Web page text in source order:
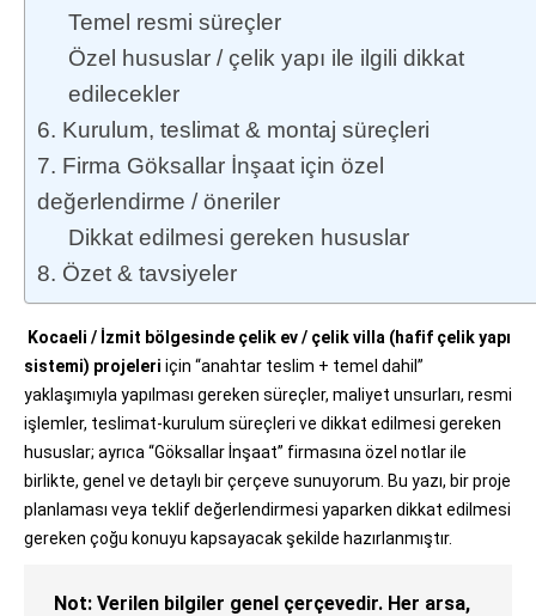
Temel resmi süreçler
Özel hususlar / çelik yapı ile ilgili dikkat
edilecekler
6. Kurulum, teslimat & montaj süreçleri
7. Firma Göksallar İnşaat için özel
değerlendirme / öneriler
Dikkat edilmesi gereken hususlar
8. Özet & tavsiyeler
Kocaeli / İzmit bölgesinde çelik ev / çelik villa (hafif çelik yapı
sistemi) projeleri için “anahtar teslim + temel dahil”
yaklaşımıyla yapılması gereken süreçler, maliyet unsurları, resmi
işlemler, teslimat-kurulum süreçleri ve dikkat edilmesi gereken
hususlar; ayrıca “Göksallar İnşaat” firmasına özel notlar ile
birlikte, genel ve detaylı bir çerçeve sunuyorum. Bu yazı, bir proje
planlaması veya teklif değerlendirmesi yaparken dikkat edilmesi
gereken çoğu konuyu kapsayacak şekilde hazırlanmıştır.
Not: Verilen bilgiler genel çerçevedir. Her arsa,